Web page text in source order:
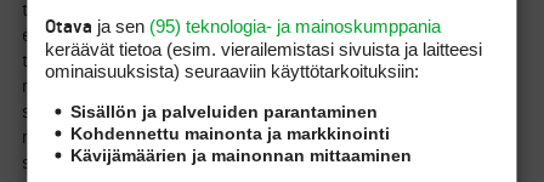
tollaisilla adamsin rautojen kopioilla ja pingin puiden kopioilla
eikä mulla ollu mitään vaikeuksia draivit lensi sen 230 ja raudat
toimi tiputin jopa händäriä 50%:a mutta nyt jouduin vähän
niinkuin entisen valmentajan käskystä (loppui sopimus seuraan
sillä) niin vaihtamaan näihin titun 990 ’puoli bladeihin’ koska
niissä vanhoissa raudoissa oli vähän liikaa sitä offsettiä että
sellaista
Otava ja sen (95) teknologia- ja mainoskumppania
keräävät tietoa (esim. vierailemis­tasi sivuista ja laitteesi
ominaisuuk­sista) seuraaviin käyttötarkoituksiin:
Sisällön ja palveluiden parantaminen
Kohdennettu mainonta ja markkinointi
Kävijämäärien ja mainonnan mittaaminen